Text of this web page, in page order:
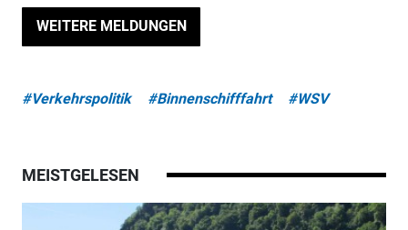
WEITERE MELDUNGEN
#Verkehrspolitik #Binnenschifffahrt #WSV
MEISTGELESEN